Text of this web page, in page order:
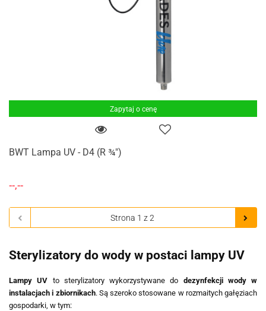
Zapytaj o cenę
BWT Lampa UV - D4 (R ¾")
--,--
Sterylizatory do wody w postaci lampy UV
Lampy UV to sterylizatory wykorzystywane do dezynfekcji wody w
instalacjach i zbiornikach. Są szeroko stosowane w rozmaitych gałęziach
gospodarki, w tym: